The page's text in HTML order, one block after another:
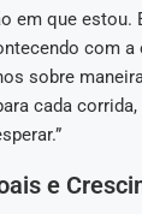
em que estou.
com a
sobre
cada
e